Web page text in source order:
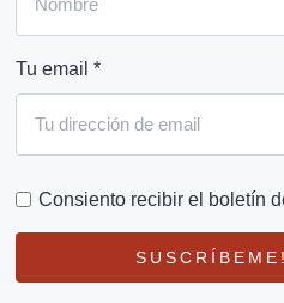
Tu email *
Consiento recibir el boletín
SUSCRÍBEME!